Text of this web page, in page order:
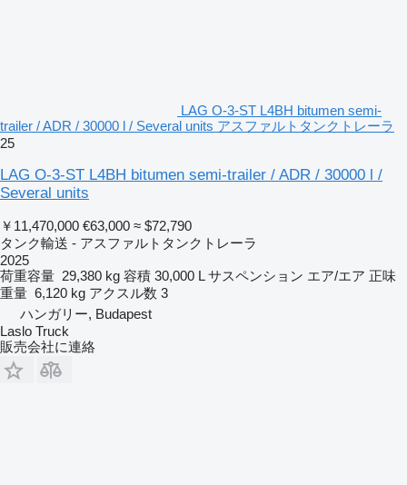
LAG O-3-ST L4BH bitumen semi-
trailer / ADR / 30000 l / Several units アスファルトタンクトレーラ
25
LAG O-3-ST L4BH bitumen semi-trailer / ADR / 30000 l /
Several units
￥11,470,000 €63,000 ≈ $72,790
タンク輸送 - アスファルトタンクトレーラ
2025
荷重容量 29,380 kg 容積 30,000 L サスペンション エア/エア 正味
重量 6,120 kg アクスル数 3
ハンガリー, Budapest
Laslo Truck
販売会社に連絡